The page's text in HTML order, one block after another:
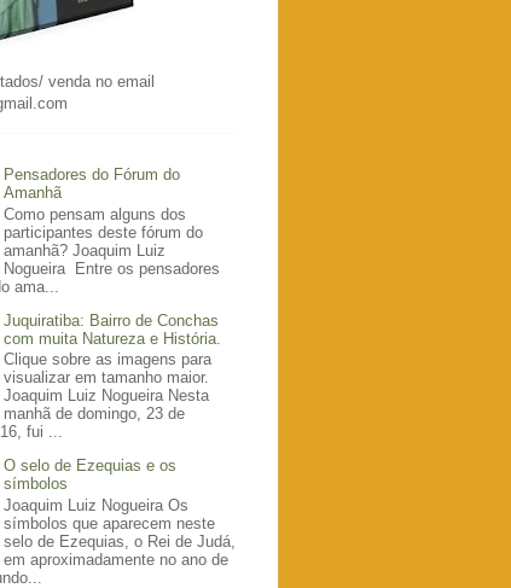
venda no email
Pensadores do Fórum do
Amanhã
Como pensam alguns dos
participantes deste fórum do
amanhã? Joaquim Luiz
Nogueira Entre os pensadores
ama...
Juquiratiba: Bairro de Conchas
com muita Natureza e História.
Clique sobre as imagens para
visualizar em tamanho maior.
Joaquim Luiz Nogueira Nesta
manhã de domingo, 23 de
fui ...
O selo de Ezequias e os
símbolos
Joaquim Luiz Nogueira Os
símbolos que aparecem neste
selo de Ezequias, o Rei de Judá,
em aproximadamente no ano de